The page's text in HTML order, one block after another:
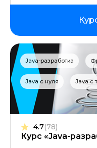
Java-разработка
Java с нуля Java с
Курс «Java-
4.7(78)